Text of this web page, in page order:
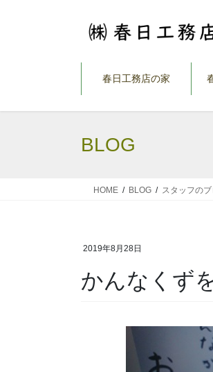
春日工務店の家
BLOG
HOME BLOG スタッフの
2019年8月28日
かんなくず